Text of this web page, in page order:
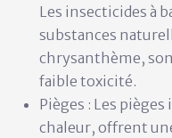
Les insecticides à
substances
chrysanthème,
faible toxicité.
Pièges : Les pièges
chaleur, offrent